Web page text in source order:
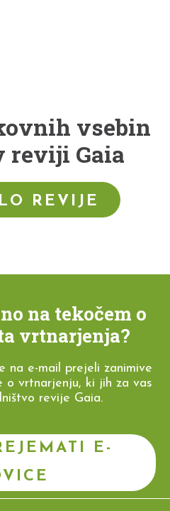
vsebin
reviji Gaia
REVIJE
na tekočem o
vrtnarjenja?
na e-mail prejeli zanimive
o vrtnarjenju, ki jih za vas
revije Gaia.
E-